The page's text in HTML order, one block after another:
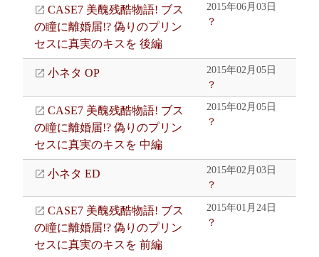
CASE7 美醜残酷物語! ブス
の瞳に離婚届!? 偽りのプリン
セスに真実のキスを 後編
2015年06月03日
？
小ネタ OP
2015年02月05日
？
CASE7 美醜残酷物語! ブス
の瞳に離婚届!? 偽りのプリン
セスに真実のキスを 中編
2015年02月05日
？
小ネタ ED
2015年02月03日
？
CASE7 美醜残酷物語! ブス
の瞳に離婚届!? 偽りのプリン
セスに真実のキスを 前編
2015年01月24日
？